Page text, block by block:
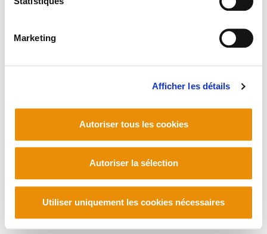
Marketing
Afficher les détails
Autoriser tous les cookies
Autoriser la sélection
Utiliser uniquement les cookies nécessaires